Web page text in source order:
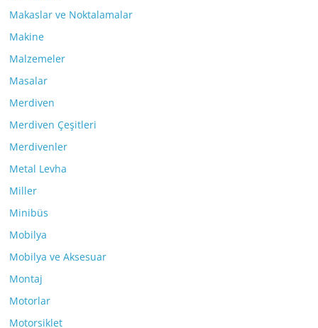
Makaslar ve Noktalamalar
Makine
Malzemeler
Masalar
Merdiven
Merdiven Çeşitleri
Merdivenler
Metal Levha
Miller
Minibüs
Mobilya
Mobilya ve Aksesuar
Montaj
Motorlar
Motorsiklet